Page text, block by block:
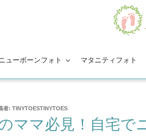
ューボーンフォト マタニティフォト
者: TINYTOESTINYTOES
ママ必見！自宅で